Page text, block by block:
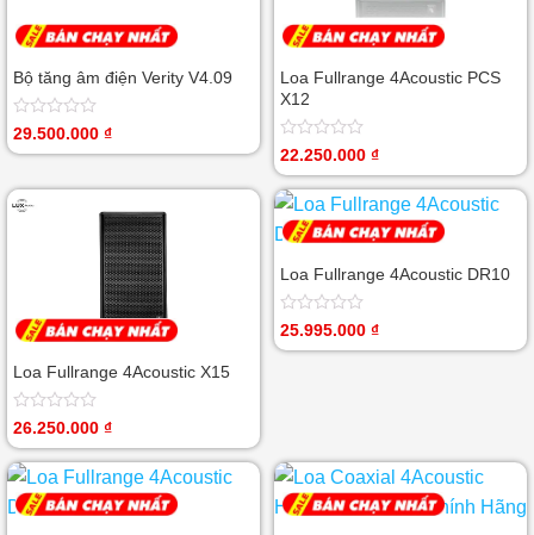
Bộ tăng âm điện Verity V4.09
Được
5
sao
29.500.000 ₫
Loa Fullrange 4Acoustic PCS
X12
Được
hạng
0
5
sao
22.250.000 ₫
Loa Fullrange 4Acoustic X15
Được
hạng
0
5
sao
26.250.000 ₫
Loa Fullrange 4Acoustic DR10
Được
25.995.000 ₫